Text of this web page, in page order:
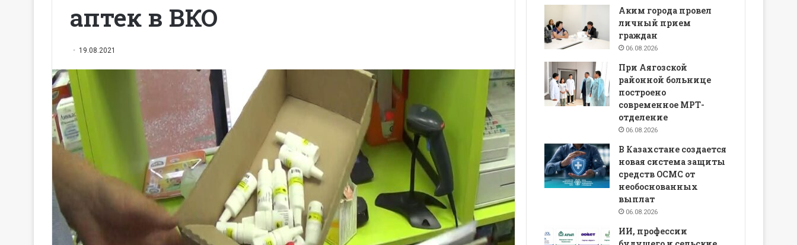
аптек в ВКО
19.08.2021
Аким города провел
личный прием
граждан
06.08.2026
При Аягозской
районной больнице
построено
современное МРТ-
отделение
06.08.2026
В Казахстане создается
новая система защиты
средств ОСМС от
необоснованных
выплат
06.08.2026
ИИ, профессии